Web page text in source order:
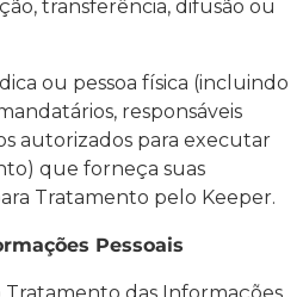
transferência, difusão ou
ou pessoa física (incluindo
responsáveis
autorizados para executar
que forneça suas
Tratamento pelo Keeper.
Pessoais